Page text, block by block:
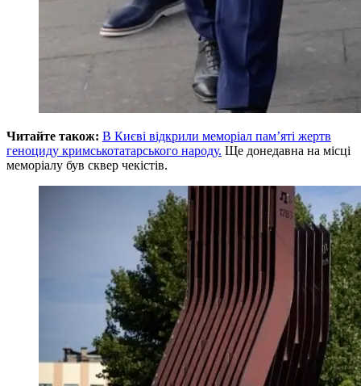
Читайте також: В Києві відкрили меморіал пам’яті жертв
геноциду кримськотатарського народу. Ще донедавна на місці
меморіалу був сквер чекістів.